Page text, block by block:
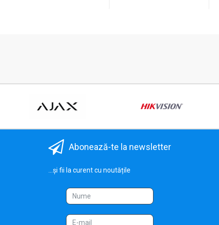
Abonează-te la newsletter
...și fii la curent cu noutățile